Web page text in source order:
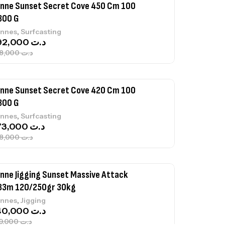
Sunset Secret Cove 450 Cm 100
G
, Surfcasting
د.ت768,000
د.ت
Sunset Secret Cove 420 Cm 100
G
, Surfcasting
د.ت748,000
د.ت
Jigging Sunset Massive Attack
120/250gr 30kg
,Jigging
د.ت379,000
د.ت